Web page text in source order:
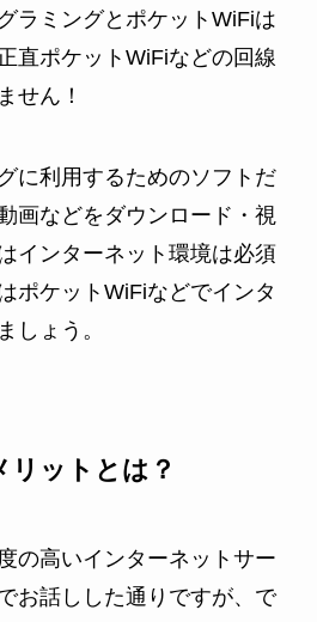
ラミングとポケットWiFiは
直ポケットWiFiなどの回線
せん！
に利用するためのソフトだ
画などをダウンロード・視
インターネット環境は必須
ポケットWiFiなどでインタ
しょう。
ットとは？
の高いインターネットサー
お話しした通りですが、で